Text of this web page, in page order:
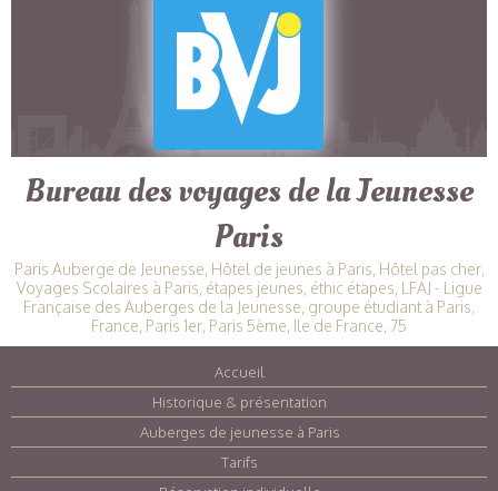
Bureau des voyages de la Jeunesse
Paris
Paris Auberge de Jeunesse, Hôtel de jeunes à Paris, Hôtel pas cher,
Voyages Scolaires à Paris, étapes jeunes, éthic étapes, LFAJ - Ligue
Française des Auberges de la Jeunesse, groupe étudiant à Paris,
France, Paris 1er, Paris 5ème, Ile de France, 75
Accueil
Historique & présentation
Auberges de jeunesse à Paris
Tarifs